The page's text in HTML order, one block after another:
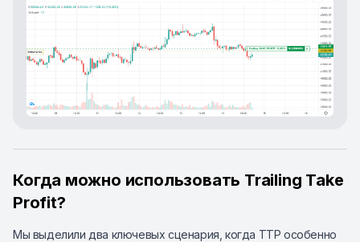
Когда можно использовать Trailing Take
Profit?
Мы выделили два ключевых сценария, когда TTP особенно